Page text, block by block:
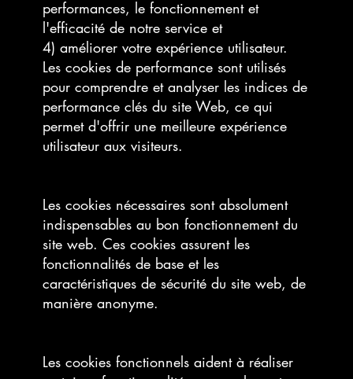
performances, le fonctionnement et
l'efficacité de notre service et
4) améliorer votre expérience utilisateur.
Les cookies de performance sont utilisés
pour comprendre et analyser les indices de
performance clés du site Web, ce qui
permet d'offrir une meilleure expérience
utilisateur aux visiteurs.
Les cookies nécessaires sont absolument
indispensables au bon fonctionnement du
site web. Ces cookies assurent les
fonctionnalités de base et les
caractéristiques de sécurité du site web, de
manière anonyme.
Les cookies fonctionnels aident à réaliser